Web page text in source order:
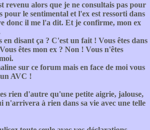
revenu alors que je ne consultais pas pour
pour le sentimental et l'ex est ressorti dans
donc il me l'a dit. Et je confirme, mon ex
en disant ça ? C'est un fait ! Vous êtes dans
êtes mon ex ? Non ! Vous n'êtes
sur ce forum mais en face de moi vous
AVC !
rien d'autre qu'une petite aigrie, jalouse,
n'arrivera à rien dans sa vie avec une telle